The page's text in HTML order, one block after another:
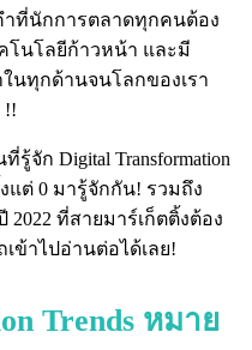
คำที่นักการตลาดทุกคนต้อง
โนโลยีก้าวหน้า และมี
นทุกด้านจนโลกของเรา
!!
จัก Digital Transformation
แต่ 0 มารู้จักกัน! รวมถึง
ที่สายมาร์เก็ตติ้งต้อง
ข้าไปอ่านต่อได้เลย!
Trends หมาย